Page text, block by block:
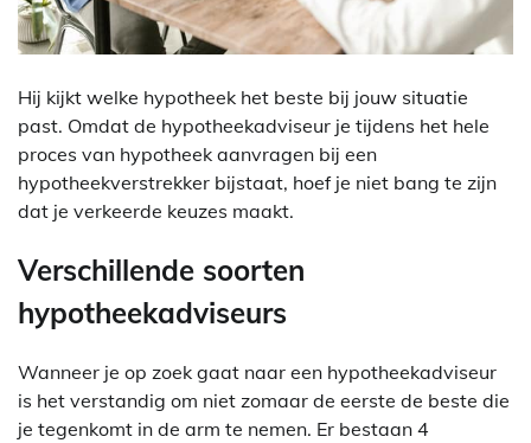
Hij kijkt welke hypotheek het beste bij jouw situatie
past. Omdat de hypotheekadviseur je tijdens het hele
proces van hypotheek aanvragen bij een
hypotheekverstrekker bijstaat, hoef je niet bang te zijn
dat je verkeerde keuzes maakt.
Verschillende soorten
hypotheekadviseurs
Wanneer je op zoek gaat naar een hypotheekadviseur
is het verstandig om niet zomaar de eerste de beste die
je tegenkomt in de arm te nemen. Er bestaan 4